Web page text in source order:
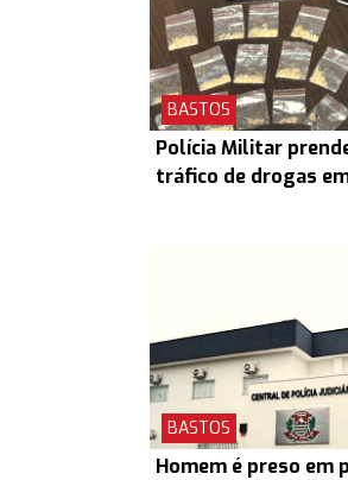
BASTOS
Polícia Militar
tráfico de drogas
BASTOS
Homem é preso em